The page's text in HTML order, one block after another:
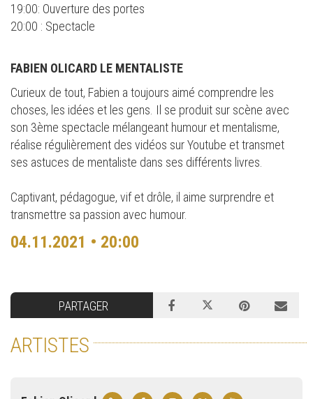
19:00: Ouverture des portes
20:00 : Spectacle
FABIEN OLICARD LE MENTALISTE
Curieux de tout, Fabien a toujours aimé comprendre les
choses, les idées et les gens. Il se produit sur scène avec
son 3ème spectacle mélangeant humour et mentalisme,
réalise régulièrement des vidéos sur Youtube et transmet
ses astuces de mentaliste dans ses différents livres.
Captivant, pédagogue, vif et drôle, il aime surprendre et
transmettre sa passion avec humour.
04.11.2021 • 20:00
PARTAGER
ARTISTES